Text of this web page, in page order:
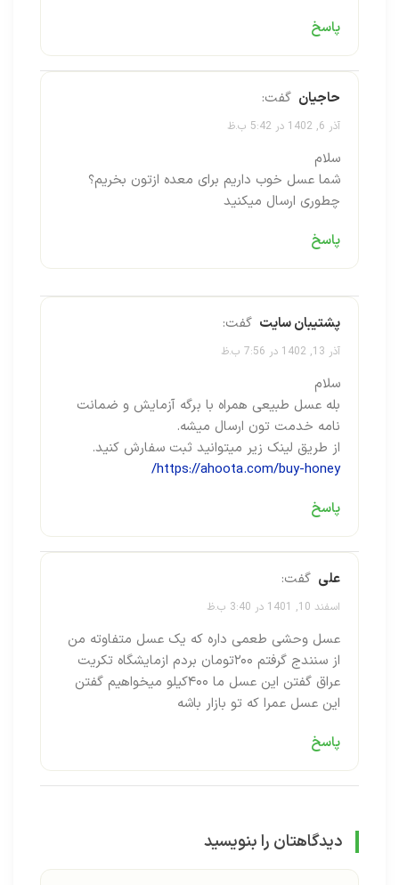
پاسخ
حاجیان گفت:
آذر 6, 1402 در 5:42 ب.ظ
سلام
شما عسل خوب داریم برای معده ازتون بخریم؟
چطوری ارسال میکنید
پاسخ
پشتیبان سایت گفت:
آذر 13, 1402 در 7:56 ب.ظ
سلام
بله عسل طبیعی همراه با برگه آزمایش و ضمانت
نامه خدمت تون ارسال میشه.
از طریق لینک زیر میتوانید ثبت سفارش کنید.
https://ahoota.com/buy-honey/
پاسخ
علی گفت:
اسفند 10, 1401 در 3:40 ب.ظ
عسل وحشی طعمی داره که یک عسل متفاوته من
از سنندج گرفتم ۲۰۰تومان بردم ازمایشگاه تکریت
عراق گفتن این عسل ما ۴۰۰کیلو میخواهیم گفتن
این عسل عمرا که تو بازار باشه
پاسخ
دیدگاهتان را بنویسید